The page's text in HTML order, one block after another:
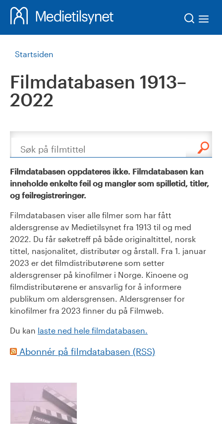
Startsiden
Filmdatabasen 1913–
2022
Søk
Filmdatabasen oppdateres ikke. Filmdatabasen kan
inneholde enkelte feil og mangler som spilletid, titler,
og feilregistreringer.
Filmdatabasen viser alle filmer som har fått
aldersgrense av Medietilsynet fra 1913 til og med
2022. Du får søketreff på både originaltittel, norsk
tittel, nasjonalitet, distributør og årstall. Fra 1. januar
2023 er det filmdistributørene som setter
aldersgrenser på kinofilmer i Norge. Kinoene og
filmdistributørene er ansvarlig for å informere
publikum om aldersgrensen. Aldersgrenser for
kinofilmer fra 2023 finner du på Filmweb.
Du kan laste ned hele filmdatabasen.
Abonnér på filmdatabasen (RSS)